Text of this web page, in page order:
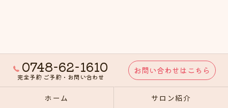
0748-62-1610
完全予約 ご予約・お問い合わせ
お問い合わせはこちら
ホーム サロン紹介